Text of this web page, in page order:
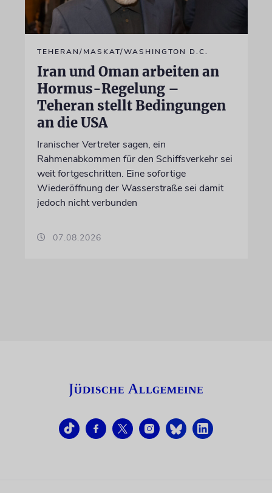
TEHERAN/MASKAT/WASHINGTON D.C.
Iran und Oman arbeiten an
Hormus-Regelung –
Teheran stellt Bedingungen
an die USA
Iranischer Vertreter sagen, ein
Rahmenabkommen für den Schiffsverkehr sei
weit fortgeschritten. Eine sofortige
Wiederöffnung der Wasserstraße sei damit
jedoch nicht verbunden
07.08.2026